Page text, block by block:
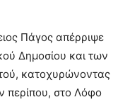
Πάγος απέρριψε
Δημοσίου και των
κατοχυρώνοντας
περίπου, στο Λόφο